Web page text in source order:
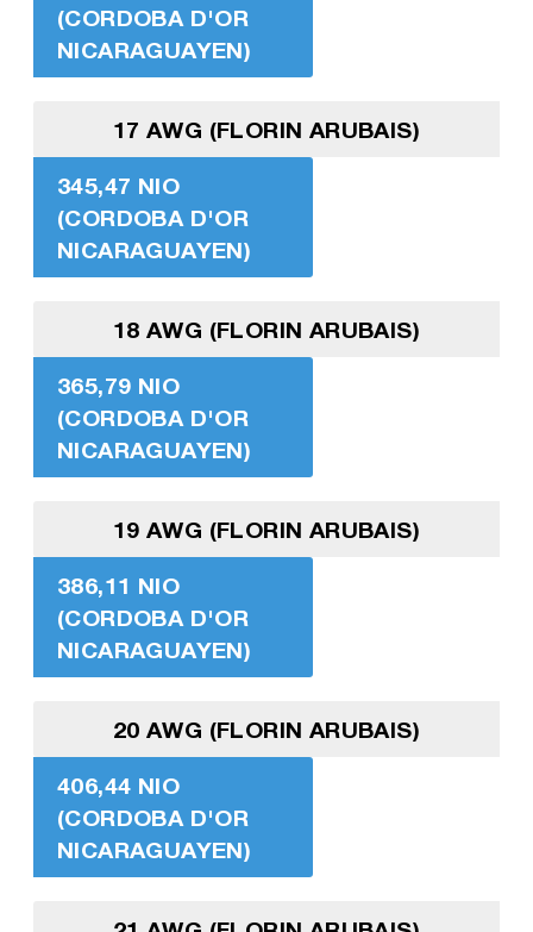
(CORDOBA D'OR
NICARAGUAYEN)
17 AWG (FLORIN ARUBAIS)
345,47 NIO
(CORDOBA D'OR
NICARAGUAYEN)
18 AWG (FLORIN ARUBAIS)
365,79 NIO
(CORDOBA D'OR
NICARAGUAYEN)
19 AWG (FLORIN ARUBAIS)
386,11 NIO
(CORDOBA D'OR
NICARAGUAYEN)
20 AWG (FLORIN ARUBAIS)
406,44 NIO
(CORDOBA D'OR
NICARAGUAYEN)